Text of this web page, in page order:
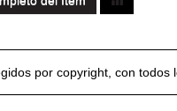
por copyright, con